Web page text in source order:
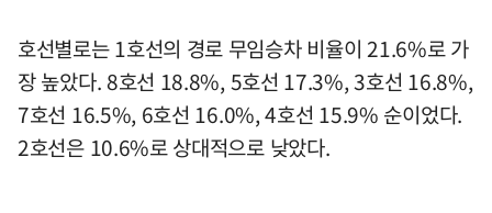
호선별로는 1호선의 경로 무임승차 비율이 21.6%로 가
장 높았다. 8호선 18.8%, 5호선 17.3%, 3호선 16.8%,
7호선 16.5%, 6호선 16.0%, 4호선 15.9% 순이었다.
2호선은 10.6%로 상대적으로 낮았다.